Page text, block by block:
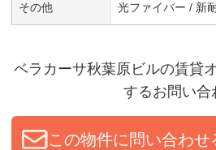
その他 光ファイバー / 新
ベラカーサ秋葉原ビルの賃貸
するお問い合
この物件に問い合わせ